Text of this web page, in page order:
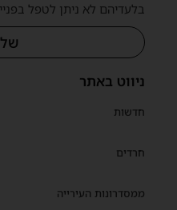
ניווט באתר
חדשות
חרדים
ממסדרונות העירייה
בלעדיהם לא ניתן לטפל